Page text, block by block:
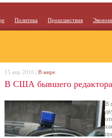
Политика Происшествия
В США бывшего редактора
В
15 апр 2016 | В мире